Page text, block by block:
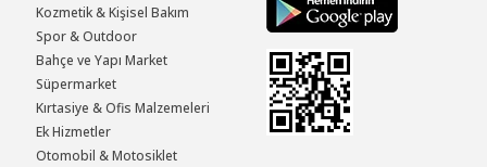
Kozmetik & Kişisel Bakım
Spor & Outdoor
Bahçe ve Yapı Market
Süpermarket
Kırtasiye & Ofis Malzemeleri
Ek Hizmetler
Otomobil & Motosiklet